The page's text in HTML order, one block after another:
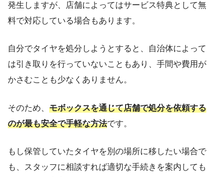
発生しますが、店舗によってはサービス特典として無
料で対応している場合もあります。
自分でタイヤを処分しようとすると、自治体によって
は引き取りを行っていないこともあり、手間や費用が
かさむことも少なくありません。
そのため、 モボックスを通じて店舗で処分を依頼する
のが最も安全で手軽な方法です。
もし保管していたタイヤを別の場所に移したい場合で
も、スタッフに相談すれば適切な手続きを案内しても